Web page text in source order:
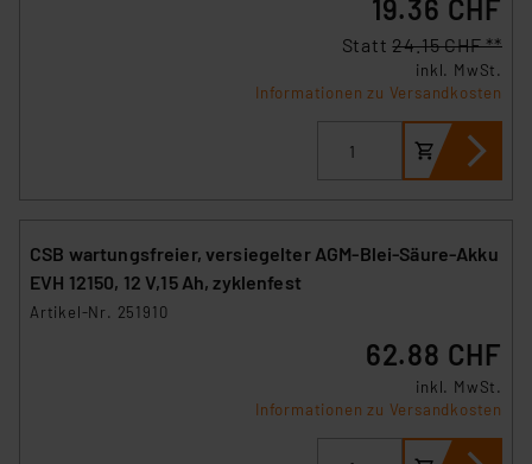
19.36 CHF
Statt24.15 CHF **
inkl. MwSt.
Informationen zu Versandkosten
CSB wartungsfreier, versiegelter AGM-Blei-Säure-Akku
EVH 12150, 12 V,15 Ah, zyklenfest
Artikel-Nr. 251910
62.88 CHF
inkl. MwSt.
Informationen zu Versandkosten